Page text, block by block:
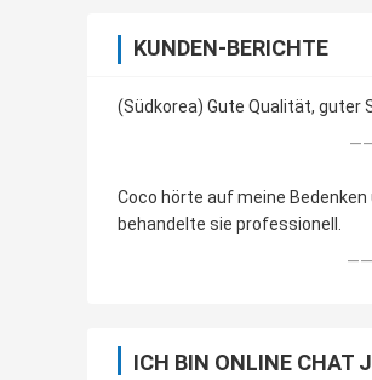
KUNDEN-BERICHTE
(Südkorea) Gute Qualität, guter
Coco hörte auf meine Bedenken
behandelte sie professionell.
——
ICH BIN ONLINE CHAT